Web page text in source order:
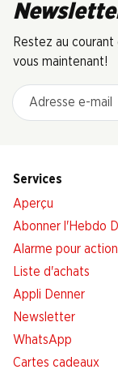
Restez au
vous maintenant!
Adresse e-mail
Services
Aperçu
Abonner l'Hebdo
Alarme pour
Liste d'achats
Appli Denner
Newsletter
WhatsApp
Cartes cadeaux